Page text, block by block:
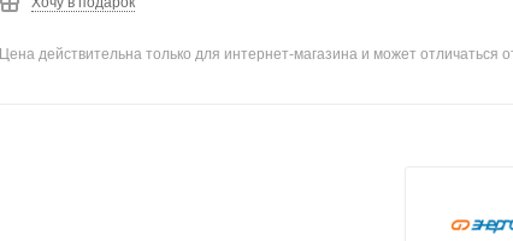
Цена действительна только для интернет-магазина и может отличаться